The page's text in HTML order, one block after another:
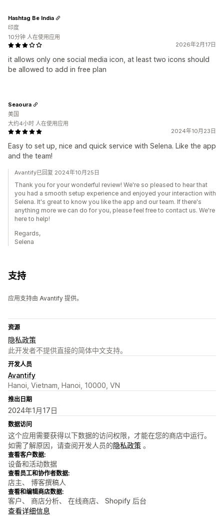
2026年2月17日
it allows only one social media icon, at least two icons should
be allowed to add in free plan
Hashtag Be India
印度
10分钟 人在使用应用
2024年10月23日
Easy to set up, nice and quick service with Selena. Like the app
and the team!
Seaoura
美国
大约4小时 人在使用应用
Avantify已回复 2024年10月25日
Thank you for your wonderful review! We're so pleased to hear that
you had a smooth setup experience and enjoyed your interaction with
Selena. It's great to know you like the app and our team. If there's
anything more we can do for you, please feel free to contact us. We're
here to help!
Regards,
Selena
支持
应用支持由 Avantify 提供。
资源
隐私政策
此开发者不提供直接的简体中文支持。
开发人员
Avantify
Hanoi, Vietnam, Hanoi, 10000, VN
推出日期
2024年1月17日
数据访问
这个应用需要获得以下数据的访问权限，才能在您的商店中运行。
如需了解原因，请查阅开发人员的隐私政策 。
查看客户数据:
设备和活动数据
查看员工和协作者数据:
店主、 博客撰稿人
查看和编辑商店数据:
客户、 商店分析、 在线商店、 Shopify 后台
查看详细信息